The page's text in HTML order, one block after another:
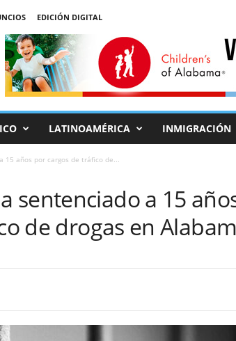
EDICIÓN DIGITAL
LATINOAMÉRICA INMIGRACIÓN
15 años por cargos de tráfico de...
sentenciado a 15
de drogas en